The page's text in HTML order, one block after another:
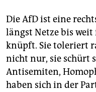
Die AfD ist eine
längst Netze bis
knüpft. Sie toleriert
nicht nur, sie schürt
Antisemiten,
haben sich in der